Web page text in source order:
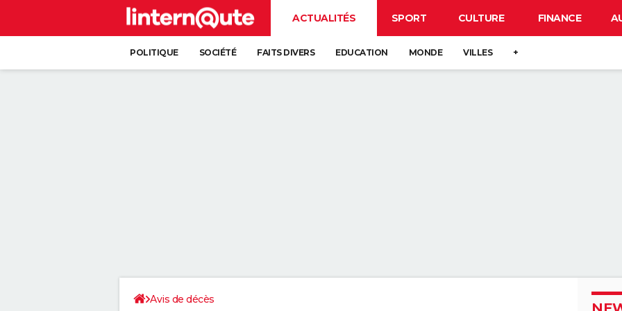
ACTUALITÉS SPORT CULTURE FINANCE
POLITIQUE SOCIÉTÉ FAITS DIVERS EDUCATION MONDE VILLES +
Avis de décès